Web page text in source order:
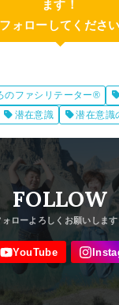
ます！
ォローしてくださ
のファシリテーター®
潜在意識 潜在意識
FOLLOW